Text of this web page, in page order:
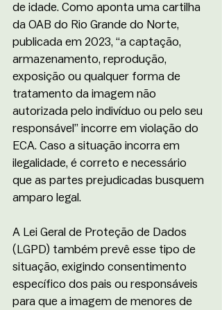
de idade. Como aponta uma cartilha
da OAB do Rio Grande do Norte,
publicada em 2023, “a captação,
armazenamento, reprodução,
exposição ou qualquer forma de
tratamento da imagem não
autorizada pelo indivíduo ou pelo seu
responsável” incorre em violação do
ECA. Caso a situação incorra em
ilegalidade, é correto e necessário
que as partes prejudicadas busquem
amparo legal.
A Lei Geral de Proteção de Dados
(LGPD) também prevê esse tipo de
situação, exigindo consentimento
específico dos pais ou responsáveis
para que a imagem de menores de